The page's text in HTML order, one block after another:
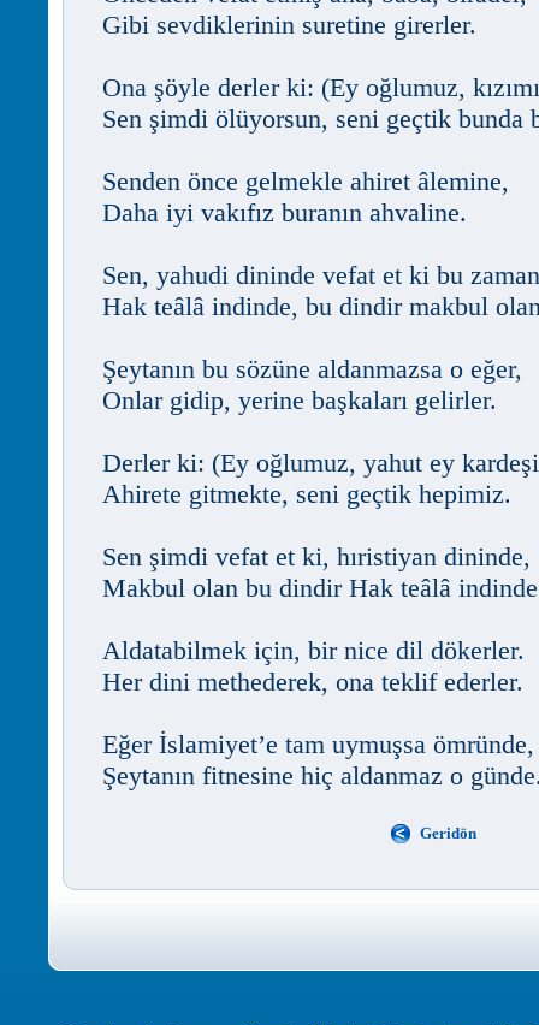
Gibi sevdiklerinin suretine girerler.
Ona şöyle derler ki: (Ey oğlumuz,
Sen şimdi ölüyorsun, seni geçtik bunda
Senden önce gelmekle ahiret âlemine,
Daha iyi vakıfız buranın ahvaline.
Sen, yahudi dininde vefat et ki bu
Hak teâlâ indinde, bu dindir makbul
Şeytanın bu sözüne aldanmazsa o eğer,
Onlar gidip, yerine başkaları gelirler.
Derler ki: (Ey oğlumuz, yahut ey
Ahirete gitmekte, seni geçtik hepimiz.
Sen şimdi vefat et ki, hıristiyan dininde,
Makbul olan bu dindir Hak teâlâ
Aldatabilmek için, bir nice dil dökerler.
Her dini methederek, ona teklif ederler.
Eğer İslamiyet’e tam uymuşsa ömründe,
Şeytanın fitnesine hiç aldanmaz o
Geridön